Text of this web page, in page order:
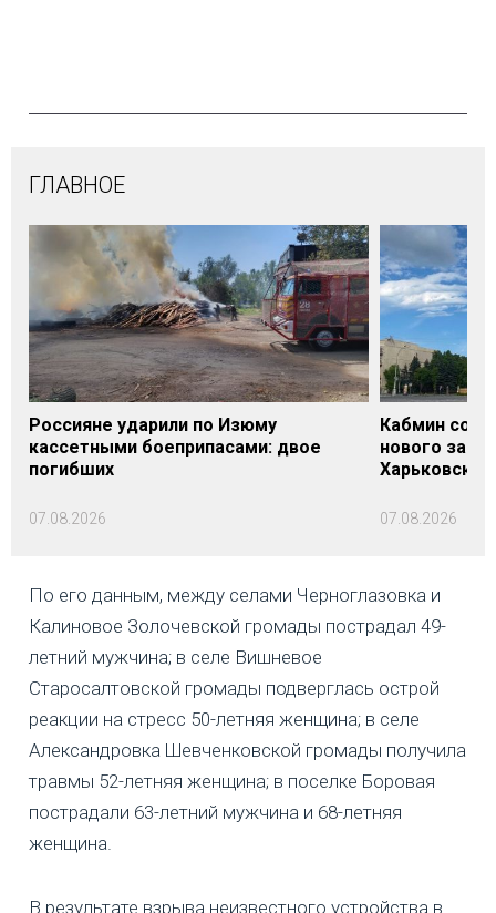
ГЛАВНОЕ
Россияне ударили по Изюму
кассетными боеприпасами: двое
погибших
07.08.2026
Кабмин
нового
07.08.2026
По его данным, между селами Черноглазовка и
Калиновое Золочевской громады пострадал 49-
летний мужчина; в селе Вишневое
Старосалтовской громады подверглась острой
реакции на стресс 50-летняя женщина; в селе
Александровка Шевченковской громады получила
травмы 52-летняя женщина; в поселке Боровая
пострадали 63-летний мужчина и 68-летняя
женщина.
В результате взрыва неизвестного устройства в